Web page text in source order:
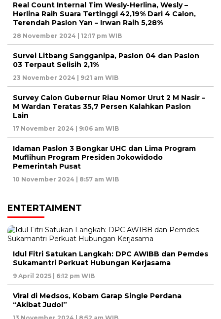
Real Count Internal Tim Wesly-Herlina, Wesly –
Herlina Raih Suara Tertinggi 42,19% Dari 4 Calon,
Terendah Paslon Yan – Irwan Raih 5,28%
28 November 2024 | 12:17 pm WIB
Survei Litbang Sangganipa, Paslon 04 dan Paslon
03 Terpaut Selisih 2,1%
23 November 2024 | 9:21 am WIB
Survey Calon Gubernur Riau Nomor Urut 2 M Nasir –
M Wardan Teratas 35,7 Persen Kalahkan Paslon
Lain
17 November 2024 | 9:06 am WIB
Idaman Paslon 3 Bongkar UHC dan Lima Program
Muflihun Program Presiden Jokowidodo
Pemerintah Pusat
10 November 2024 | 8:57 am WIB
ENTERTAIMENT
Idul Fitri Satukan Langkah: DPC AWIBB dan Pemdes
Sukamantri Perkuat Hubungan Kerjasama
9 April 2025 | 6:12 pm WIB
Viral di Medsos, Kobam Garap Single Perdana
“Akibat Judol”